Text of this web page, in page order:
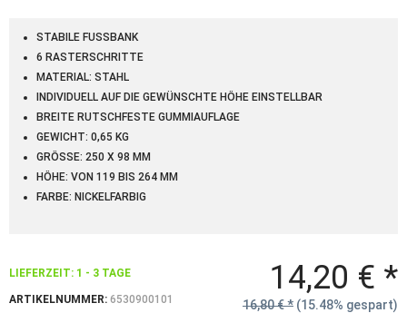
STABILE FUSSBANK
6 RASTERSCHRITTE
MATERIAL: STAHL
INDIVIDUELL AUF DIE GEWÜNSCHTE HÖHE EINSTELLBAR
BREITE RUTSCHFESTE GUMMIAUFLAGE
GEWICHT: 0,65 KG
GRÖSSE: 250 X 98 MM
HÖHE: VON 119 BIS 264 MM
FARBE: NICKELFARBIG
LIEFERZEIT: 1 - 3 TAGE
ARTIKELNUMMER: 6530900101
14,20 € *
16,80 € * (15.48% gespart)